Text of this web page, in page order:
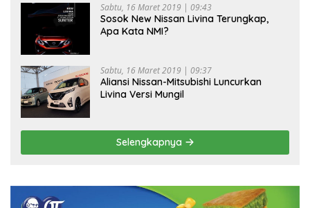
Sabtu, 16 Maret 2019 | 09:43
Sosok New Nissan Livina Terungkap,
Apa Kata NMI?
Sabtu, 16 Maret 2019 | 09:37
Aliansi Nissan-Mitsubishi Luncurkan
Livina Versi Mungil
Selengkapnya